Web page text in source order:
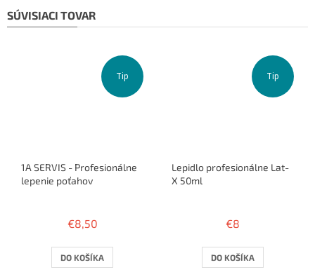
SÚVISIACI TOVAR
Tip
1A SERVIS - Profesionálne
lepenie poťahov
produktu
3,8
z
€8,50
DO KOŠÍKA
Tip
Lepidlo profesionálne Lat-
X 50ml
produktu
4,0
z
€8
DO KOŠÍKA